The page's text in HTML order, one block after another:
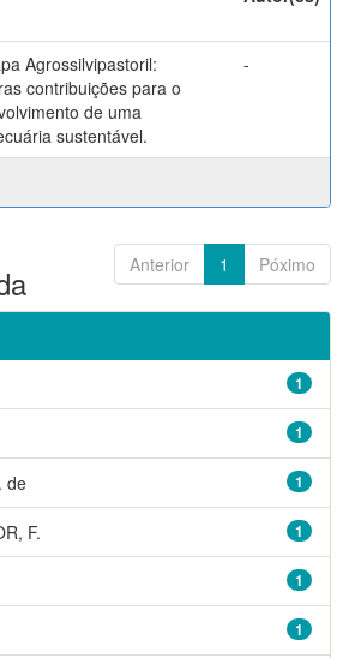
Agrossilvipastoril:
contribuições para o
de uma
sustentável.
-
Anterior 1 Póximo
1
1
1
de
1
F.
1
1